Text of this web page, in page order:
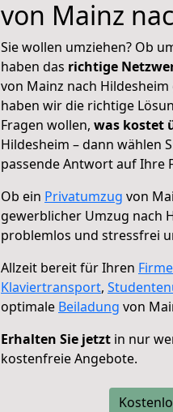
von Mainz
Sie wollen umziehen? Ob
haben das richtige
von Mainz nach
haben wir die richtige
Fragen wollen, was kostet
Hildesheim – dann wählen
passende Antwort auf Ihre
Ob ein Privatumzug von
gewerblicher Umzug nach
problemlos und stressfrei
Allzeit bereit für Ihren
Klaviertransport,
optimale Beiladung von
Erhalten Sie jetzt in nur
kostenfreie Angebote.